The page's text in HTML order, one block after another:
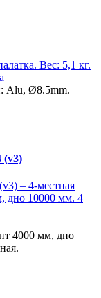
Alu, Ø8.5mm.
(v3)
4000 мм, дно